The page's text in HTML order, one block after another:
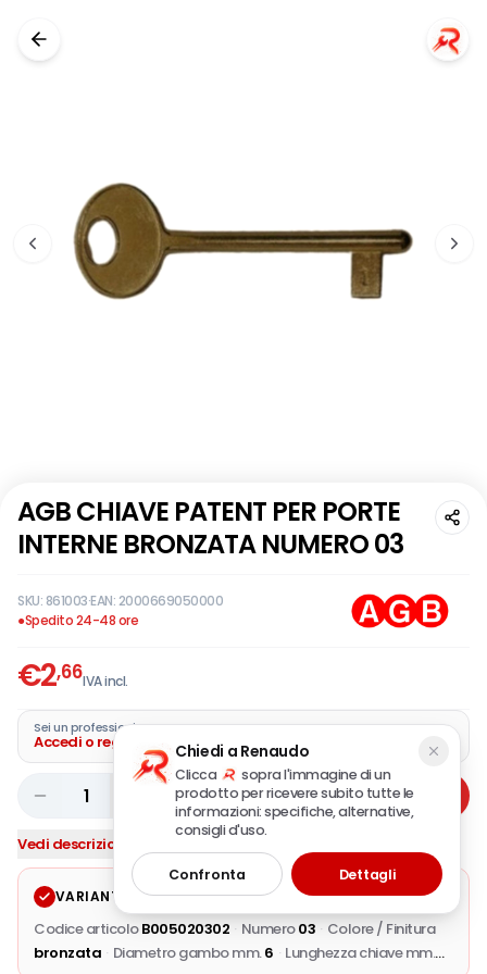
AGB CHIAVE PATENT PER PORTE
INTERNE BRONZATA NUMERO 03
SKU: 861003·EAN:2000669050000
●Spedito 24-48 ore
€2,66IVA incl.
Sei un professionista?
Accedi o registra la tua azienda
1 Aggiungi
Vedi descrizione completa
VARIANTE SELEZIONATA Modifica
Codice articoloB005020302 · Numero03 · Colore / Finitura
bronzata · Diametro gambo mm.6 · Lunghezza chiave mm.
Chiedi a Renaudo
Clicca
sopra l'immagine di un
prodotto per ricevere subito tutte le
informazioni: specifiche, alternative,
consigli d'uso.
Confronta Dettagli